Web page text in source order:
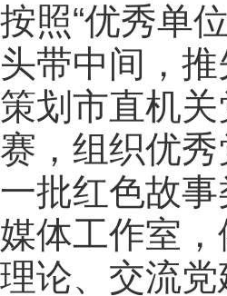
按照“优秀单
头带中间，
策划市直机关
赛，组织优
一批红色故
媒体工作室
理论、交流